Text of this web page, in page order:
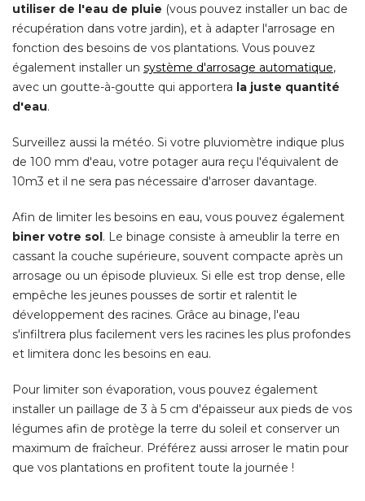
utiliser de l'eau de pluie (vous pouvez installer un bac de
récupération dans votre jardin), et à adapter l'arrosage en
fonction des besoins de vos plantations. Vous pouvez
également installer un système d'arrosage automatique,
avec un goutte-à-goutte qui apportera la juste quantité
d'eau.
Surveillez aussi la météo. Si votre pluviomètre indique plus
de 100 mm d'eau, votre potager aura reçu l'équivalent de
10m3 et il ne sera pas nécessaire d'arroser davantage.
Afin de limiter les besoins en eau, vous pouvez également
biner votre sol. Le binage consiste à ameublir la terre en
cassant la couche supérieure, souvent compacte après un
arrosage ou un épisode pluvieux. Si elle est trop dense, elle
empêche les jeunes pousses de sortir et ralentit le
développement des racines. Grâce au binage, l'eau
s'infiltrera plus facilement vers les racines les plus profondes
et limitera donc les besoins en eau.
Pour limiter son évaporation, vous pouvez également
installer un paillage de 3 à 5 cm d'épaisseur aux pieds de vos
légumes afin de protège la terre du soleil et conserver un
maximum de fraîcheur. Préférez aussi arroser le matin pour
que vos plantations en profitent toute la journée !